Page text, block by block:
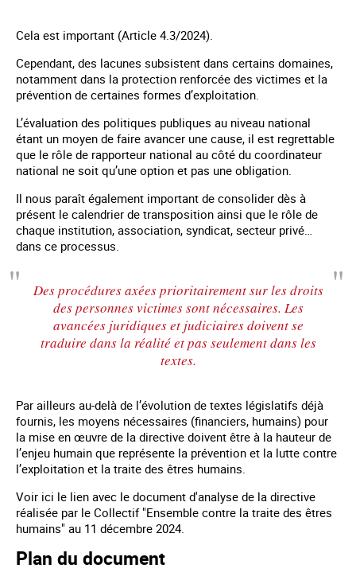
Cela est important (Article 4.3/2024).
Cependant, des lacunes subsistent dans certains domaines,
notamment dans la protection renforcée des victimes et la
prévention de certaines formes d’exploitation.
L’évaluation des politiques publiques au niveau national
étant un moyen de faire avancer une cause, il est regrettable
que le rôle de rapporteur national au côté du coordinateur
national ne soit qu’une option et pas une obligation.
Il nous paraît également important de consolider dès à
présent le calendrier de transposition ainsi que le rôle de
chaque institution, association, syndicat, secteur privé…
dans ce processus.
Des procédures axées prioritairement sur les droits
des personnes victimes sont nécessaires. Les
avancées juridiques et judiciaires doivent se
traduire dans la réalité et pas seulement dans les
textes.
Par ailleurs au-delà de l’évolution de textes législatifs déjà
fournis, les moyens nécessaires (financiers, humains) pour
la mise en œuvre de la directive doivent être à la hauteur de
l’enjeu humain que représente la prévention et la lutte contre
l’exploitation et la traite des êtres humains.
Voir ici le lien avec le document d'analyse de la directive
réalisée par le Collectif "Ensemble contre la traite des êtres
humains" au 11 décembre 2024.
Plan du document